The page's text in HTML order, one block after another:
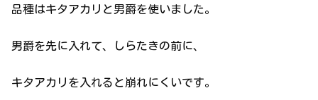
品種はキタアカリと男爵を使いました。
男爵を先に入れて、しらたきの前に、
キタアカリを入れると崩れにくいです。